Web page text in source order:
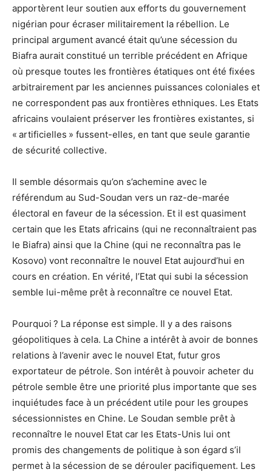
apportèrent leur soutien aux efforts du gouvernement
nigérian pour écraser militairement la rébellion. Le
principal argument avancé était qu’une sécession du
Biafra aurait constitué un terrible précédent en Afrique
où presque toutes les frontières étatiques ont été fixées
arbitrairement par les anciennes puissances coloniales et
ne correspondent pas aux frontières ethniques. Les Etats
africains voulaient préserver les frontières existantes, si
« artificielles » fussent-elles, en tant que seule garantie
de sécurité collective.
Il semble désormais qu’on s’achemine avec le
référendum au Sud-Soudan vers un raz-de-marée
électoral en faveur de la sécession. Et il est quasiment
certain que les Etats africains (qui ne reconnaîtraient pas
le Biafra) ainsi que la Chine (qui ne reconnaîtra pas le
Kosovo) vont reconnaître le nouvel Etat aujourd’hui en
cours en création. En vérité, l’Etat qui subi la sécession
semble lui-même prêt à reconnaître ce nouvel Etat.
Pourquoi ? La réponse est simple. Il y a des raisons
géopolitiques à cela. La Chine a intérêt à avoir de bonnes
relations à l’avenir avec le nouvel Etat, futur gros
exportateur de pétrole. Son intérêt à pouvoir acheter du
pétrole semble être une priorité plus importante que ses
inquiétudes face à un précédent utile pour les groupes
sécessionnistes en Chine. Le Soudan semble prêt à
reconnaître le nouvel Etat car les Etats-Unis lui ont
promis des changements de politique à son égard s’il
permet à la sécession de se dérouler pacifiquement. Les